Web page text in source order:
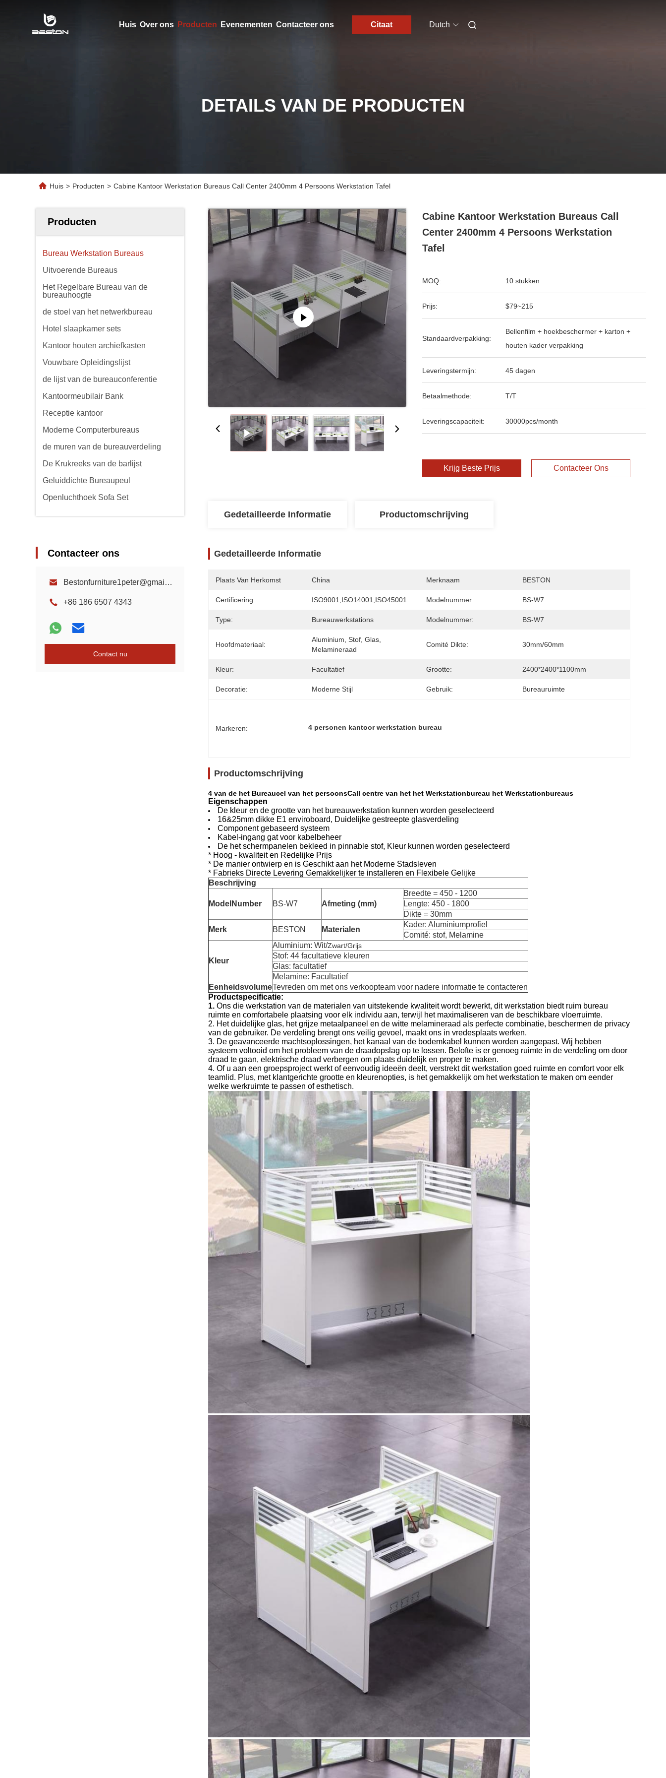
Huis Over ons Producten Evenementen Contacteer ons Citaat Dutch
DETAILS VAN DE PRODUCTEN
Huis > Producten > Cabine Kantoor Werkstation Bureaus Call Center 2400mm 4 Persoons Werkstation Tafel
Producten
Bureau Werkstation Bureaus
Uitvoerende Bureaus
Het Regelbare Bureau van de
bureauhoogte
de stoel van het netwerkbureau
Hotel slaapkamer sets
Kantoor houten archiefkasten
Vouwbare Opleidingslijst
de lijst van de bureauconferentie
Kantoormeubilair Bank
Receptie kantoor
Moderne Computerbureaus
de muren van de bureauverdeling
De Krukreeks van de barlijst
Geluiddichte Bureaupeul
Openluchthoek Sofa Set
Contacteer ons
Bestonfurniture1peter@gmail.com
+86 186 6507 4343
Contact nu
Cabine Kantoor Werkstation Bureaus Call
Center 2400mm 4 Persoons Werkstation
Tafel
MOQ: 10 stukken
Prijs: $79~215
Standaardverpakking:
Bellenfilm + hoekbeschermer + karton +
houten kader verpakking
Leveringstermijn: 45 dagen
Betaalmethode: T/T
Leveringscapaciteit: 30000pcs/month
Krijg Beste Prijs Contacteer Ons
Gedetailleerde Informatie Productomschrijving
Gedetailleerde Informatie
Plaats Van Herkomst China Merknaam BESTON
Certificering ISO9001,ISO14001,ISO45001 Modelnummer BS-W7
Type: Bureauwerkstations Modelnummer: BS-W7
Hoofdmateriaal:
Aluminium, Stof, Glas,
Melamineraad
Comité Dikte: 30mm/60mm
Kleur: Facultatief Grootte: 2400*2400*1100mm
Decoratie: Moderne Stijl Gebruik: Bureauruimte
Markeren: 4 personen kantoor werkstation bureau
Productomschrijving
4 van de het Bureaucel van het persoonsCall centre van het het Werkstationbureau het Werkstationbureaus
Eigenschappen
De kleur en de grootte van het bureauwerkstation kunnen worden geselecteerd
16&25mm dikke E1 enviroboard, Duidelijke gestreepte glasverdeling
Component gebaseerd systeem
Kabel-ingang gat voor kabelbeheer
De het schermpanelen bekleed in pinnable stof, Kleur kunnen worden geselecteerd
* Hoog - kwaliteit en Redelijke Prijs
* De manier ontwierp en is Geschikt aan het Moderne Stadsleven
* Fabrieks Directe Levering Gemakkelijker te installeren en Flexibele Gelijke
Beschrijving
ModelNumber BS-W7 Afmeting (mm)
Breedte = 450 - 1200
Lengte: 450 - 1800
Dikte = 30mm
Merk
BESTON Materialen
Kader: Aluminiumprofiel
Comité: stof, Melamine
Kleur
Aluminium: Wit/Zwart/Grijs
Stof: 44 facultatieve kleuren
Glas: facultatief
Melamine: Facultatief
EenheidsvolumeTevreden om met ons verkoopteam voor nadere informatie te contacteren
Productspecificatie:
1. Ons die werkstation van de materialen van uitstekende kwaliteit wordt bewerkt, dit werkstation biedt ruim bureau
ruimte en comfortabele plaatsing voor elk individu aan, terwijl het maximaliseren van de beschikbare vloerruimte.
2. Het duidelijke glas, het grijze metaalpaneel en de witte melamineraad als perfecte combinatie, beschermen de privacy
van de gebruiker. De verdeling brengt ons veilig gevoel, maakt ons in vredesplaats werken.
3. De geavanceerde machtsoplossingen, het kanaal van de bodemkabel kunnen worden aangepast. Wij hebben
systeem voltooid om het probleem van de draadopslag op te lossen. Belofte is er genoeg ruimte in de verdeling om door
draad te gaan, elektrische draad verbergen om plaats duidelijk en proper te maken.
4. Of u aan een groepsproject werkt of eenvoudig ideeën deelt, verstrekt dit werkstation goed ruimte en comfort voor elk
teamlid. Plus, met klantgerichte grootte en kleurenopties, is het gemakkelijk om het werkstation te maken om eender
welke werkruimte te passen of esthetisch.